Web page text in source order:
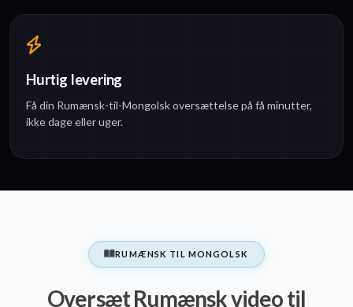
Hurtig levering
Få din Rumænsk-til-Mongolsk oversættelse på få minutter,
ikke dage eller uger.
RUMÆNSK TIL MONGOLSK
Oversæt Rumænsk video til